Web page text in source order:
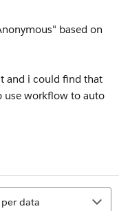
based on
and i could find that
use workflow to auto
data